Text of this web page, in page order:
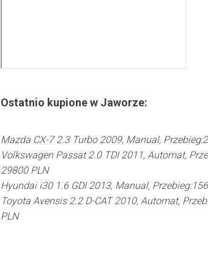
Ostatnio kupione w Jaworze:
Mazda CX-7 2.3 Turbo 2009, Manual,
Volkswagen Passat 2.0 TDI 2011, Automat,
29800 PLN
Hyundai i30 1.6 GDI 2013, Manual,
Toyota Avensis 2.2 D-CAT 2010, Automat,
PLN